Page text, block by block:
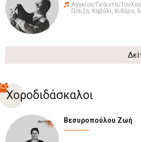
Αγγείον/Γκάιντα/
Πίπιζα, Καβάλι, Κιθάρα,
Χοροδιδάσκαλοι
Βεσυροπούλου Ζωή